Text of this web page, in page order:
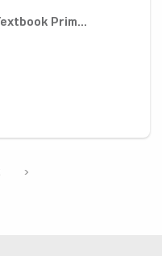
Prim...
›